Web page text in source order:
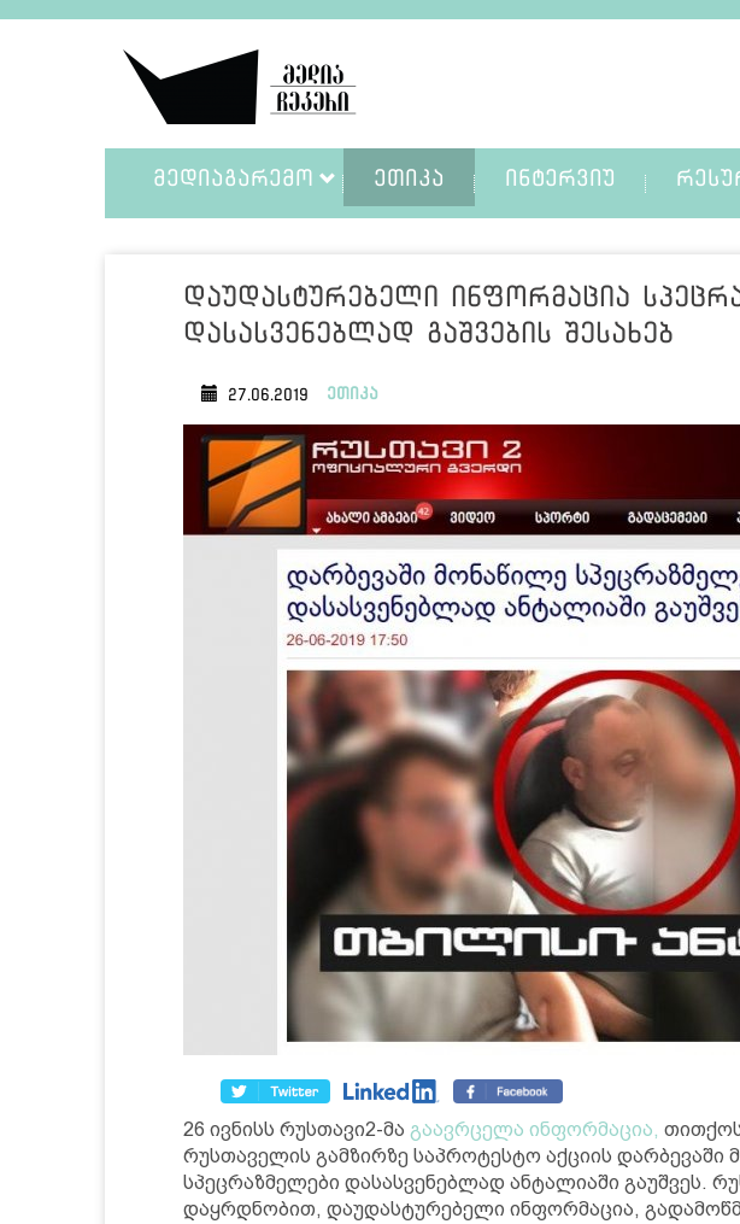
ᲛᲔᲓᲘᲐᲒᲐᲠᲔᲛᲝ ᲔᲗᲘᲙᲐ ᲘᲜᲢᲔᲠᲕᲘᲣ
დაუდასტურებელი ინფორმაცია
დასასვენებლად გაშვების შესახებ
27.06.2019 ეთიკა
26 ივნისს რუსთავი2-მა გაავრცელა ინფორმაცია, თითქოს
რუსთაველის გამზირზე საპროტესტო აქციის დარბევაში
სპეცრაზმელები დასასვენებლად ანტალიაში გაუშვეს.
დაყრდნობით, დაუდასტურებელი ინფორმაცია,